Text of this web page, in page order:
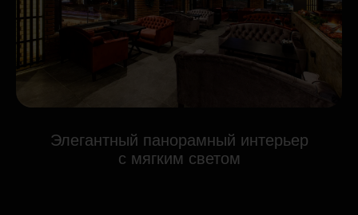
Элегантный панорамный интерьер
с мягким светом